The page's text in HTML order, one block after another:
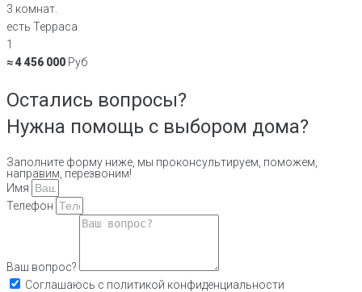
3 комнат.
есть Терраса
1
≈ 4 456 000 Руб
Остались вопросы?
Нужна помощь с выбором дома?
Заполните форму ниже, мы проконсультируем, поможем,
направим, перезвоним!
Имя
Телефон
Ваш вопрос?
Соглашаюсь с политикой конфиденциальности